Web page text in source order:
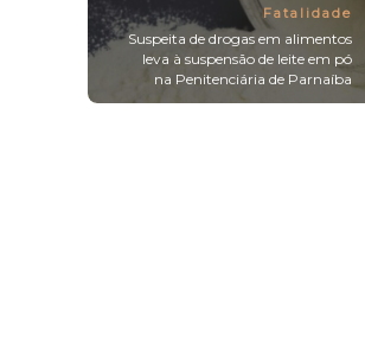
Fatalidade
Suspeita de drogas em alimentos
leva à suspensão de leite em pó
na Penitenciária de Parnaíba